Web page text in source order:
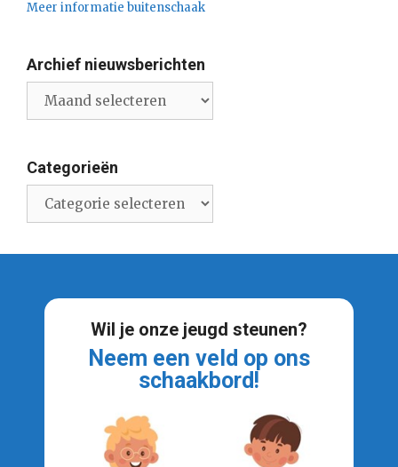
Meer informatie buitenschaak
Archief nieuwsberichten
nieuwsberichten
Categorieën
Wil je onze jeugd steunen?
Neem een veld op ons
schaakbord!